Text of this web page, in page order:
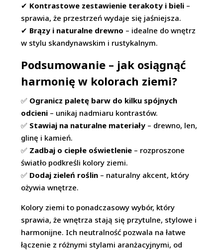
✔ Kontrastowe zestawienie terakoty i bieli –
sprawia, że przestrzeń wydaje się jaśniejsza.
✔ Brązy i naturalne drewno – idealne do wnętrz
w stylu skandynawskim i rustykalnym.
Podsumowanie – jak osiągnąć
harmonię w kolorach ziemi?
✅ Ogranicz paletę barw do kilku spójnych
odcieni – unikaj nadmiaru kontrastów.
✅ Stawiaj na naturalne materiały – drewno, len,
glinę i kamień.
✅ Zadbaj o ciepłe oświetlenie – rozproszone
światło podkreśli kolory ziemi.
✅ Dodaj zieleń roślin – naturalny akcent, który
ożywia wnętrze.
Kolory ziemi to ponadczasowy wybór, który
sprawia, że wnętrza stają się przytulne, stylowe i
harmonijne. Ich neutralność pozwala na łatwe
łączenie z różnymi stylami aranżacyjnymi, od